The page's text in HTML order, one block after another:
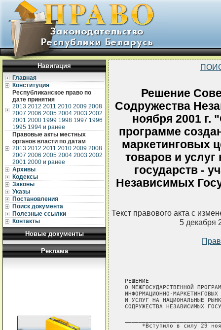
Навигация
Главная
Конституция
Республиканское право по
дате принятия
2013 2012 2011 2010 2009 2008
2007 2006 2005 2004 2003 2002
2001 2000 1999 1998 1997 1996
1995 1994 и ранее
Правовые акты местных
органов власти по датам
2013 2012 2011 2010 2009 2008
2007 2006 2005 2004 2003 2002
2001 2000 и ранее
Архивы
Кодексы
Законы
Указы
Постановления
Поиск документа
Полезные ссылки
Контакты
Новые документы
Реклама
Решение
Содружества
ноября 2001 г.
программе
маркетинговых
товаров и
государств -
Независимых
Текст правового акта с
5 декабря
РЕШЕНИЕ
О МЕЖГОСУДАРСТВЕННОЙ
ИНФОРМАЦИОННО-
И УСЛУГ НА НАЦИОНАЛЬНЫЕ
СОДРУЖЕСТВА НЕЗАВИСИМЫХ
*Вступило в силу 29